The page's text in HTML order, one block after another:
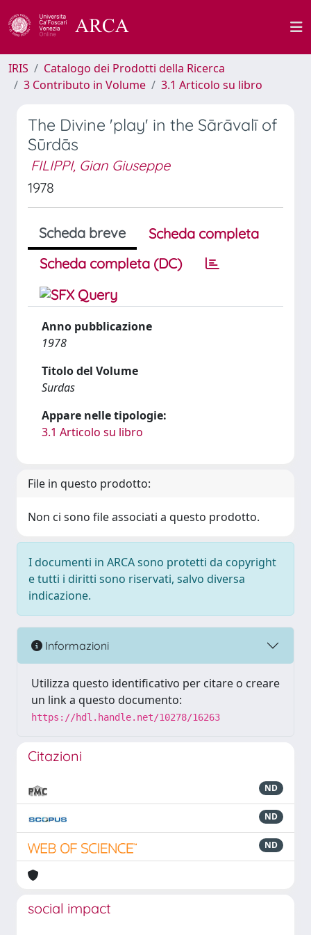
IRIS
Catalogo dei Prodotti della Ricerca
3 Contributo in Volume
3.1 Articolo su libro
The Divine 'play' in the Sārāvalī of
Sūrdās
FILIPPI, Gian Giuseppe
1978
Scheda breve
Scheda completa
Scheda completa (DC)
Anno pubblicazione
1978
Titolo del Volume
Surdas
Appare nelle tipologie:
3.1 Articolo su libro
File in questo prodotto:
Non ci sono file associati a questo prodotto.
I documenti in ARCA sono protetti da copyright
e tutti i diritti sono riservati, salvo diversa
indicazione.
Informazioni
Utilizza questo identificativo per citare o creare
un link a questo documento:
https://hdl.handle.net/10278/16263
Citazioni
ND
ND
ND
social impact